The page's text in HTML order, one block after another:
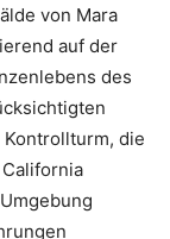
von Mara
auf der
des
die